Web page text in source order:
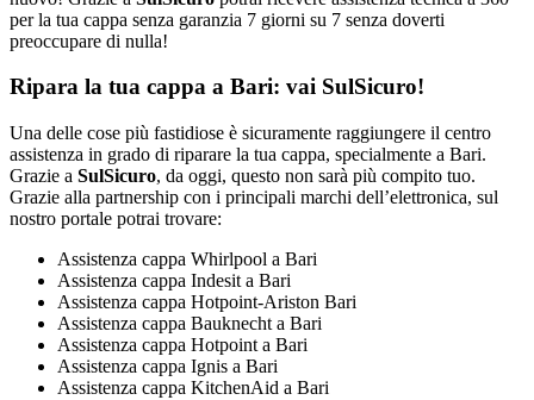
per la tua cappa senza garanzia 7 giorni su 7 senza doverti
preoccupare di nulla!
Ripara la tua cappa a Bari: vai SulSicuro!
Una delle cose più fastidiose è sicuramente raggiungere il centro
assistenza in grado di riparare la tua cappa, specialmente a Bari.
Grazie a SulSicuro, da oggi, questo non sarà più compito tuo.
Grazie alla partnership con i principali marchi dell’elettronica, sul
nostro portale potrai trovare:
Assistenza cappa Whirlpool a Bari
Assistenza cappa Indesit a Bari
Assistenza cappa Hotpoint-Ariston Bari
Assistenza cappa Bauknecht a Bari
Assistenza cappa Hotpoint a Bari
Assistenza cappa Ignis a Bari
Assistenza cappa KitchenAid a Bari